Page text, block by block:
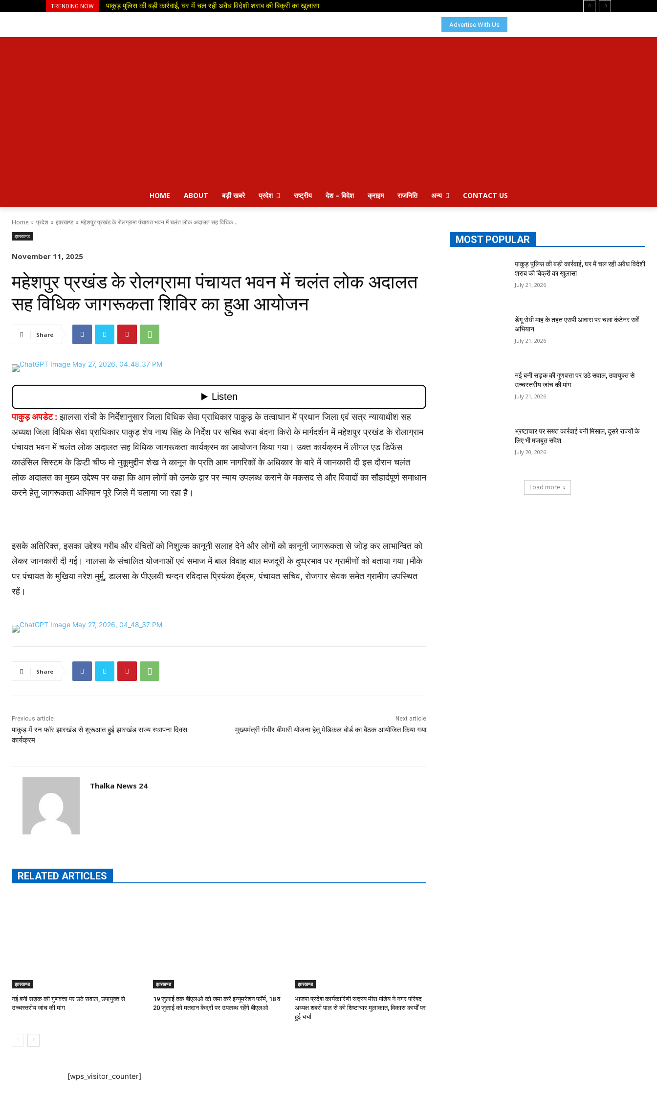
TRENDING NOW पाकुड़ पुलिस की बड़ी कार्रवाई, घर में चल रही अवैध विदेशी शराब की बिक्री का खुलासा
Advertise With Us
HOME ABOUT बड़ी खबरे प्रदेश राष्ट्रीय देश – विदेश क्राइम राजनिति अन्य CONTACT US
Home प्रदेश झारखण्ड महेशपुर प्रखंड के रोलग्रामा पंचायत भवन में चलंत लोक अदालत सह विधिक...
झारखण्ड
November 11, 2025
महेशपुर प्रखंड के रोलग्रामा पंचायत भवन में चलंत लोक अदालत
सह विधिक जागरूकता शिविर का हुआ आयोजन
Share
पाकुड़ अपडेट : झालसा रांची के निर्देशानुसार जिला विधिक सेवा प्राधिकार पाकुड़ के तत्वाधान में प्रधान जिला एवं सत्र न्यायाधीश सह
अध्यक्ष जिला विधिक सेवा प्राधिकार पाकुड़ शेष नाथ सिंह के निर्देश पर सचिव रूपा बंदना किरो के मार्गदर्शन में महेशपुर प्रखंड के रोलाग्राम
पंचायत भवन में चलंत लोक अदालत सह विधिक जागरूकता कार्यक्रम का आयोजन किया गया। उक्त कार्यक्रम में लीगल एड डिफेंस
काउंसिल सिस्टम के डिप्टी चीफ मो नुकूमुद्दीन शेख ने कानून के प्रति आम नागरिकों के अधिकार के बारे में जानकारी दी इस दौरान चलंत
लोक अदालत का मुख्य उद्देश्य पर कहा कि आम लोगों को उनके द्वार पर न्याय उपलब्ध कराने के मकसद से और विवादों का सौहार्दपूर्ण समाधान
करने हेतु जागरूकता अभियान पूरे जिले में चलाया जा रहा है।
इसके अतिरिक्त, इसका उद्देश्य गरीब और वंचितों को निशुल्क कानूनी सलाह देने और लोगों को कानूनी जागरूकता से जोड़ कर लाभान्वित को
लेकर जानकारी दी गई। नालसा के संचालित योजनाओं एवं समाज में बाल विवाह बाल मजदूरी के दुष्प्रभाव पर ग्रामीणों को बताया गया।मौके
पर पंचायत के मुखिया नरेश मुर्मू, डालसा के पीएलवी चन्दन रविदास प्रियंका हेंब्रम, पंचायत सचिव, रोजगार सेवक समेत ग्रामीण उपस्थित
रहें।
Share
Previous article
पाकुड़ में रन फॉर झारखंड से शुरूआत हुई झारखंड राज्य स्थापना दिवस
कार्यक्रम
Next article
मुख्यमंत्री गंभीर बीमारी योजना हेतु मेडिकल बोर्ड का बैठक आयोजित किया गया
Thalka News 24
RELATED ARTICLES
झारखण्ड
नई बनी सड़क की गुणवत्ता पर उठे सवाल, उपायुक्त से
उच्चस्तरीय जांच की मांग
झारखण्ड
19 जुलाई तक बीएलओ को जमा करें इन्यूमरेशन फॉर्म, 18 व
20 जुलाई को मतदान केंद्रों पर उपलब्ध रहेंगे बीएलओ
झारखण्ड
भाजपा प्रदेश कार्यकारिणी सदस्य मीरा पांडेय ने नगर परिषद
अध्यक्ष शबरी पाल से की शिष्टाचार मुलाकात, विकास कार्यों पर
हुई चर्चा
MOST POPULAR
पाकुड़ पुलिस की बड़ी कार्रवाई, घर में चल रही अवैध विदेशी
शराब की बिक्री का खुलासा
July 21, 2026
डेंगू रोधी माह के तहत एसपी आवास पर चला कंटेनर सर्वे
अभियान
July 21, 2026
नई बनी सड़क की गुणवत्ता पर उठे सवाल, उपायुक्त से
उच्चस्तरीय जांच की मांग
July 21, 2026
भ्रष्टाचार पर सख्त कार्रवाई बनी मिसाल, दूसरे राज्यों के
लिए भी मजबूत संदेश
July 20, 2026
Load more
[wps_visitor_counter]